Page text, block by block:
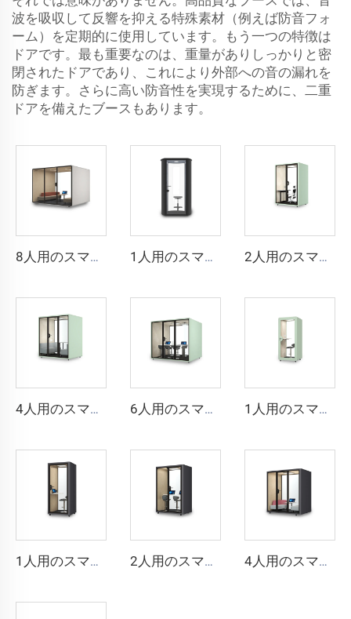
波を吸収して反響を抑える特殊素材（例えば防音フォ
ーム）を定期的に使用しています。もう一つの特徴は
ドアです。最も重要なのは、重量がありしっかりと密
閉されたドアであり、これにより外部への音の漏れを
防ぎます。さらに高い防音性を実現するために、二重
ドアを備えたブースもあります。
8人用のスマートで防音仕様のブース - Cyspace Sシリーズ 1人用のスマートで防音仕様のブース - Cyspace Bシリーズ 2人用のスマートで防音性の高いブース - Cyspace Xシリーズ
4人用のスマートで防音性のあるブース - Cyspace Xシリーズ 6人用のスマートで防音性のあるブース - Cyspace Xシリーズ 1人用のスマートで防音性のあるブース - Cyspace Xシリーズ
1人用のスマートで防音性の高いブース - Cyspace Y PROシリーズ 2人用のスマートで防音性の高いブース - Cyspace Y PROシリーズ 4人用のスマートで防音ブース - Cyspace Y PROシリーズ